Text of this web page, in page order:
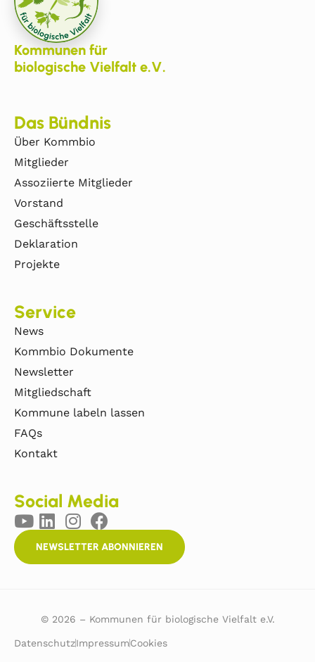
Kommunen für
biologische Vielfalt e.V.
Das Bündnis
Über Kommbio
Mitglieder
Assoziierte Mitglieder
Vorstand
Geschäftsstelle
Deklaration
Projekte
Service
News
Kommbio Dokumente
Newsletter
Mitgliedschaft
Kommune labeln lassen
FAQs
Kontakt
Social Media
NEWSLETTER ABONNIEREN
© 2026 – Kommunen für biologische Vielfalt e.V.
DatenschutzImpressumCookies